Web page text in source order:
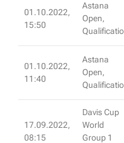
01.10.2022,
15:50
Astana
Open,
01.10.2022,
11:40
Astana
Open,
17.09.2022,
08:15
Davis Cup
World
Group 1